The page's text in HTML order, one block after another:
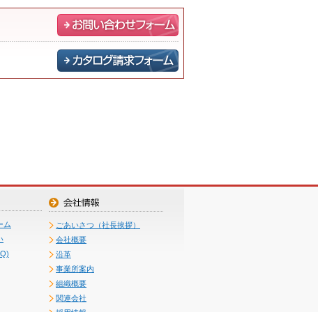
ム
ごあいさつ（社長挨拶）
会社概要
沿革
事業所案内
組織概要
関連会社